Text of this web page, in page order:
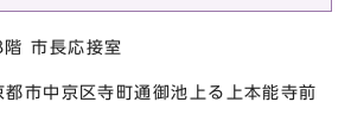
市長応接室
市中京区寺町通御池上る上本能寺前